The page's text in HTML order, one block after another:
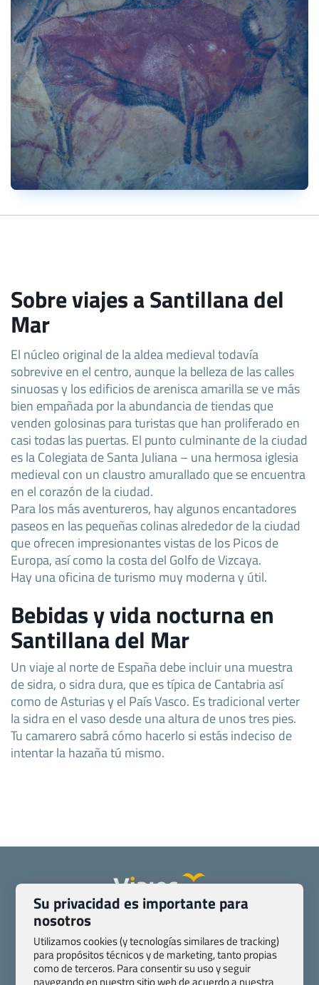
Sobre viajes a Santillana del
Mar
El núcleo original de la aldea medieval todavía
sobrevive en el centro, aunque la belleza de las calles
sinuosas y los edificios de arenisca amarilla se ve más
bien empañada por la abundancia de tiendas que
venden golosinas para turistas que han proliferado en
casi todas las puertas. El punto culminante de la ciudad
es la Colegiata de Santa Juliana – una hermosa iglesia
medieval con un claustro amurallado que se encuentra
en el corazón de la ciudad.
Para los más aventureros, hay algunos encantadores
paseos en las pequeñas colinas alrededor de la ciudad
que ofrecen impresionantes vistas de los Picos de
Europa, así como la costa del Golfo de Vizcaya.
Hay una oficina de turismo muy moderna y útil.
Bebidas y vida nocturna en
Santillana del Mar
Un viaje al norte de España debe incluir una muestra
de sidra, o sidra dura, que es típica de Cantabria así
como de Asturias y el País Vasco. Es tradicional verter
la sidra en el vaso desde una altura de unos tres pies.
Tu camarero sabrá cómo hacerlo si estás indeciso de
intentar la hazaña tú mismo.
Pasaporte, Visado, Salud y otras disposiciones específicas
Blog de Viajes.com
Registro de agencias
Preguntas frecuentes
Condiciones generales
Su privacidad es importante para
nosotros
Utilizamos cookies (y tecnologías similares de tracking)
para propósitos técnicos y de marketing, tanto propias
como de terceros. Para consentir su uso y seguir